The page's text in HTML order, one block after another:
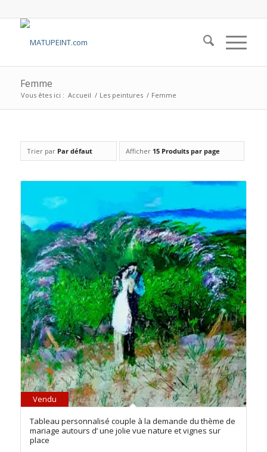
Femme
Vous êtes ici : Accueil / Les peintures / Femme
Trier par Par défaut Afficher 15 Produits par page
Vendu
5.00
Tableau personnalisé couple à la demande du thème de
mariage autours d’ une jolie vue nature et vignes sur
place